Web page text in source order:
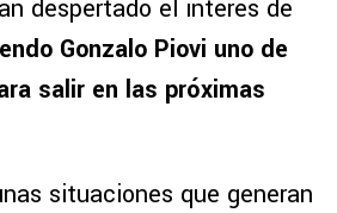
despertado el interés de
Gonzalo Piovi uno de
salir en las próximas
situaciones que generan